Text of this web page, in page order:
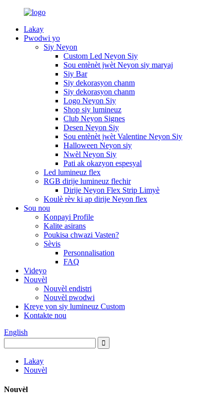
Lakay
Pwodwi yo
Siy Neyon
Custom Led Neyon Siy
Sou entènèt jwèt Neyon siy maryaj
Siy Bar
Siy dekorasyon chanm
Siy dekorasyon chanm
Logo Neyon Siy
Shop siy lumineuz
Club Neyon Signes
Desen Neyon Siy
Sou entènèt jwèt Valentine Neyon Siy
Halloween Neyon siy
Nwèl Neyon Siy
Pati ak okazyon espesyal
Led lumineuz flex
RGB dirije lumineuz flechir
Dirije Neyon Flex Strip Limyè
Koulè rèv ki ap dirije Neyon flex
Sou nou
Konpayi Profile
Kalite asirans
Poukisa chwazi Vasten?
Sèvis
Personnalisation
FAQ
Videyo
Nouvèl
Nouvèl endistri
Nouvèl pwodwi
Kreye yon siy lumineuz Custom
Kontakte nou
English
Lakay
Nouvèl
Nouvèl